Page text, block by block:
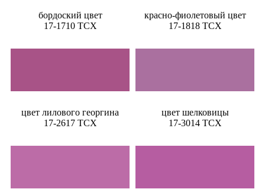
бордоский цвет
17-1710 TCX
красно-фиолетовый цвет
17-1818 TCX
цвет лилового георгина
17-2617 TCX
цвет шелковицы
17-3014 TCX